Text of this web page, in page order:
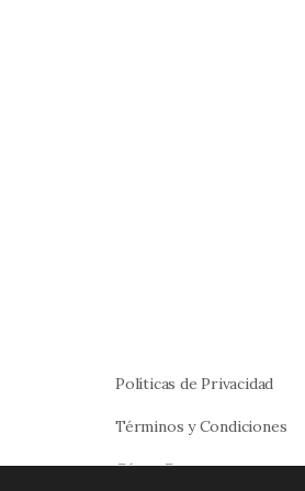
Políticas de Privacidad
Términos y Condiciones
Cómo Comprar